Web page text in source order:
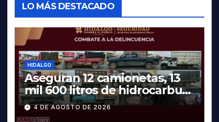
LO MÁS DESTACADO
HIDALGO
Aseguran 12 camionetas, 13
mil 600 litros de hidrocarburo
y dos vehículos robados en
Tula
4 DE AGOSTO DE 2026